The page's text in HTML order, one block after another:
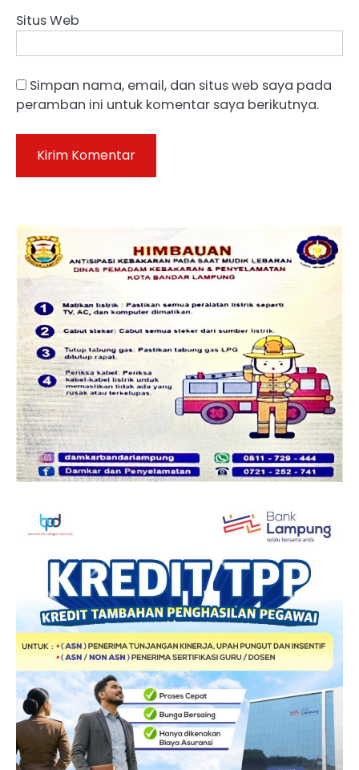
Situs Web
Simpan nama, email, dan situs web saya pada
peramban ini untuk komentar saya berikutnya.